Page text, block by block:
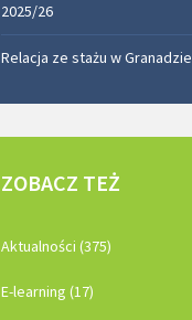
2025/26
Relacja ze stażu w Granadzie
ZOBACZ TEŻ
Aktualności (375)
E-learning (17)